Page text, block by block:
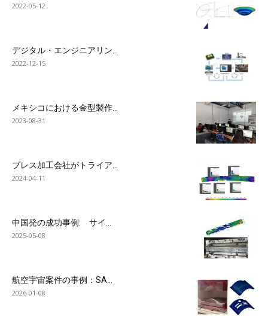
2022-05-12
デジタル・エンジニアリン...
2022-12-15
メキシコにおける金型製作...
2023-08-31
プレス加工会社がトライア...
2024-04-11
中国発の成功事例: サイ...
2025-05-08
航空宇宙案件の事例：SA...
2026-01-08